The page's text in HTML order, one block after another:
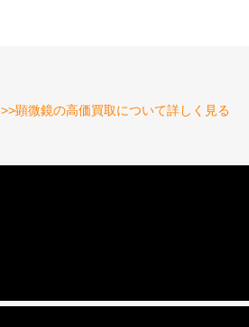
>>顕微鏡の高価買取について詳しく見る